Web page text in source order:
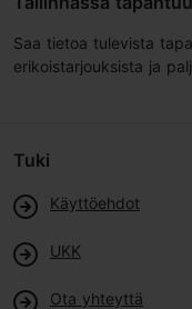
Saa tietoa tulevista
erikoistarjouksista ja
Tuki
Käyttöehdot
UKK
Ota yhteyttä